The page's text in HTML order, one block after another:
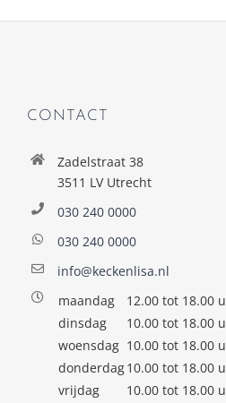
CONTACT
Zadelstraat 38
3511 LV Utrecht
030 240 0000
030 240 0000
info@keckenlisa.nl
maandag
12.00 tot 18.00 u
dinsdag
10.00 tot 18.00 u
woensdag 10.00 tot 18.00 u
donderdag10.00 tot 18.00 u
vrijdag
10.00 tot 18.00 u